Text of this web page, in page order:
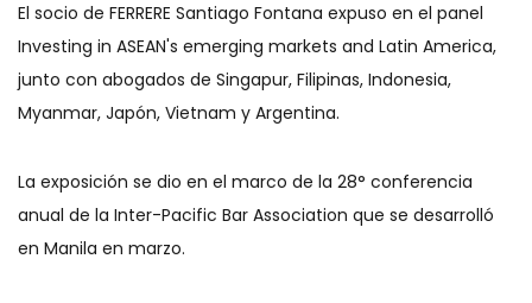
El socio de FERRERE Santiago Fontana expuso en el panel
Investing in ASEAN's emerging markets and Latin America,
junto con abogados de Singapur, Filipinas, Indonesia,
Myanmar, Japón, Vietnam y Argentina.
La exposición se dio en el marco de la 28° conferencia
anual de la Inter-Pacific Bar Association que se desarrolló
en Manila en marzo.